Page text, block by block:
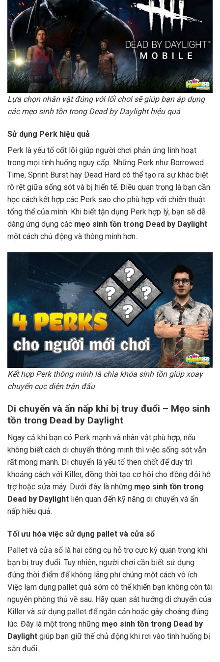
Lựa chọn nhân vật đúng với lối chơi sẽ giúp bạn áp dụng
các mẹo sinh tồn trong Dead by Daylight hiệu quả
Sử dụng Perk hiệu quả
Perk là yếu tố cốt lõi giúp người chơi phản ứng linh hoạt
trong mọi tình huống nguy cấp. Những Perk như Borrowed
Time, Sprint Burst hay Dead Hard có thể tạo ra sự khác biệt
rõ rệt giữa sống sót và bị hiến tế. Điều quan trọng là bạn cần
học cách kết hợp các Perk sao cho phù hợp với chiến thuật
tổng thể của mình. Khi biết tận dụng Perk hợp lý, bạn sẽ dễ
dàng ứng dụng các mẹo sinh tồn trong Dead by Daylight
một cách chủ động và thông minh hơn.
Kết hợp Perk thông minh là chìa khóa sinh tồn giúp xoay
chuyển cục diện trận đấu
Di chuyển và ẩn nấp khi bị truy đuổi – Mẹo sinh
tồn trong Dead by Daylight
Ngay cả khi bạn có Perk mạnh và nhân vật phù hợp, nếu
không biết cách di chuyển thông minh thì việc sống sót vẫn
rất mong manh. Di chuyển là yếu tố then chốt để duy trì
khoảng cách với Killer, đồng thời tạo cơ hội cho đồng đội hỗ
trợ hoặc sửa máy. Dưới đây là những mẹo sinh tồn trong
Dead by Daylight liên quan đến kỹ năng di chuyển và ẩn
nấp hiệu quả.
Tối ưu hóa việc sử dụng pallet và cửa sổ
Pallet và cửa sổ là hai công cụ hỗ trợ cực kỳ quan trọng khi
bạn bị truy đuổi. Tuy nhiên, người chơi cần biết sử dụng
đúng thời điểm để không lãng phí chúng một cách vô ích.
Việc lạm dụng pallet quá sớm có thể khiến bạn không còn tài
nguyên phòng thủ về sau. Hãy quan sát hướng di chuyển của
Killer và sử dụng pallet để ngăn cản hoặc gây choáng đúng
lúc. Đây là một trong những mẹo sinh tồn trong Dead by
Daylight giúp bạn giữ thế chủ động khi rơi vào tình huống bị
săn đuổi.